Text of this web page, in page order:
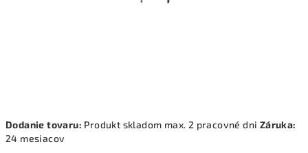
Dodanie tovaru: Produkt skladom max. 2 pracovné dni Záruka:
24 mesiacov